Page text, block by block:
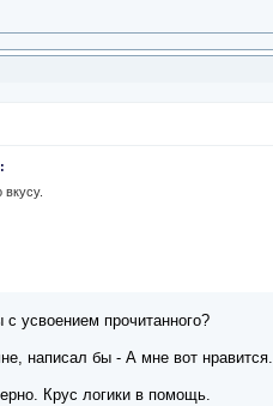
усвоением прочитанного?
написал бы - А мне вот нравится.
Крус логики в помощь.